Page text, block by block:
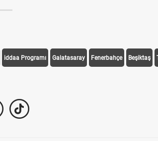
iddaa Programı Galatasaray Fenerbahçe Beşiktaş